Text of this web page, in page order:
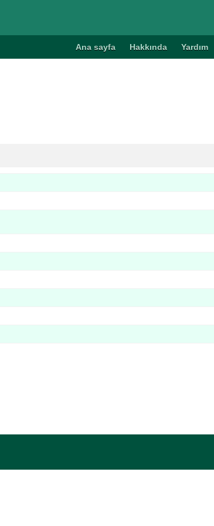
Ana sayfa Hakkında Yardım